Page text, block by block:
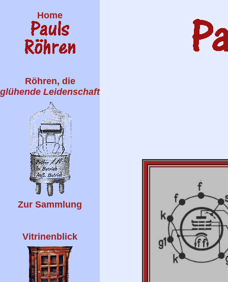
Home
Röhren, die
glühende Leidenschaft
Zur Sammlung
Vitrinenblick